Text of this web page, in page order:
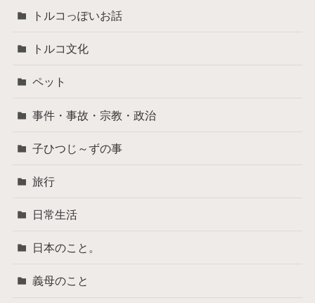
トルコっぽいお話
トルコ文化
ペット
事件・事故・宗教・政治
子ひつじ～ずの事
旅行
日常生活
日本のこと。
義母のこと